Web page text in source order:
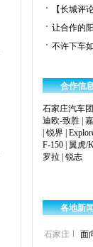
【长城评
让合作的
不许下车
合作信
石家庄汽车
迪欧-致胜
锐界
F-150 翼虎/
罗拉 锐志
各地新
石家庄
面